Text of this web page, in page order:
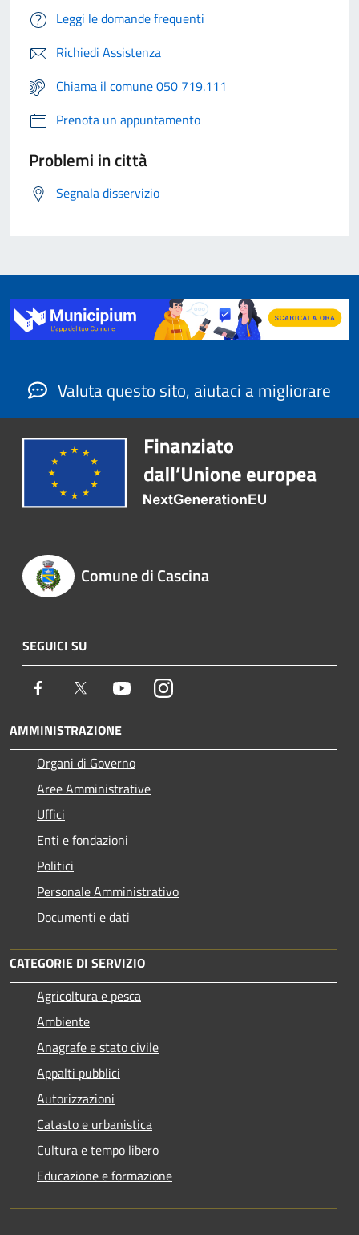
Leggi le domande frequenti
Richiedi Assistenza
Chiama il comune 050 719.111
Prenota un appuntamento
Problemi in città
Segnala disservizio
Valuta questo sito, aiutaci a migliorare
Comune di Cascina
SEGUICI SU
Facebook Twitter YoutubeInstagram
AMMINISTRAZIONE
Organi di Governo
Aree Amministrative
Uffici
Enti e fondazioni
Politici
Personale Amministrativo
Documenti e dati
CATEGORIE DI SERVIZIO
Agricoltura e pesca
Ambiente
Anagrafe e stato civile
Appalti pubblici
Autorizzazioni
Catasto e urbanistica
Cultura e tempo libero
Educazione e formazione